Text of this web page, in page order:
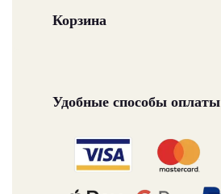
Корзина
Удобные способы оплаты